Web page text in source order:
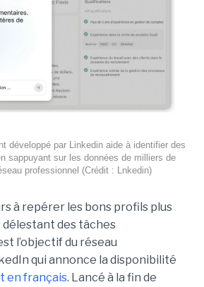
développé par Linkedin aide à identifier des
sappuyant sur les données de milliers de
professionnel (Crédit : Lnkedin)
à repérer les bons profils plus
des tâches
l’objectif du réseau
qui annonce la disponibilité
en français. Lancé à la fin de